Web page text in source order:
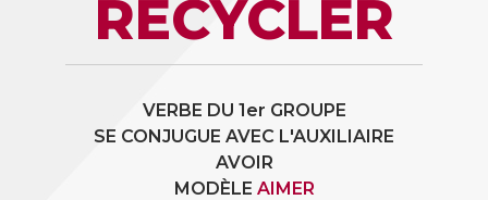
RECYCLER
VERBE DU 1er GROUPE
SE CONJUGUE AVEC L'AUXILIAIRE
AVOIR
MODÈLE AIMER